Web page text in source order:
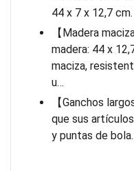
44 x 7 x 12,7
【Madera
madera: 44 x
maciza,
u…
【Ganchos
que sus
y puntas de bola.